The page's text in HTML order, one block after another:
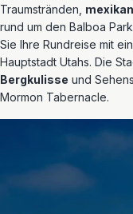
Traumstränden,
rund um den Balboa
Sie Ihre Rundreise mit
Hauptstadt Utahs. Die
Bergkulisse und
Mormon Tabernacle.